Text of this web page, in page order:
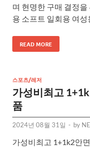
며 현명한 구매 결정
용 소프트 일회용 여성
READ MORE
스포츠/레저
가성비최고
품
2024년 08월 31일 - by
가성비최고 1+1k2안